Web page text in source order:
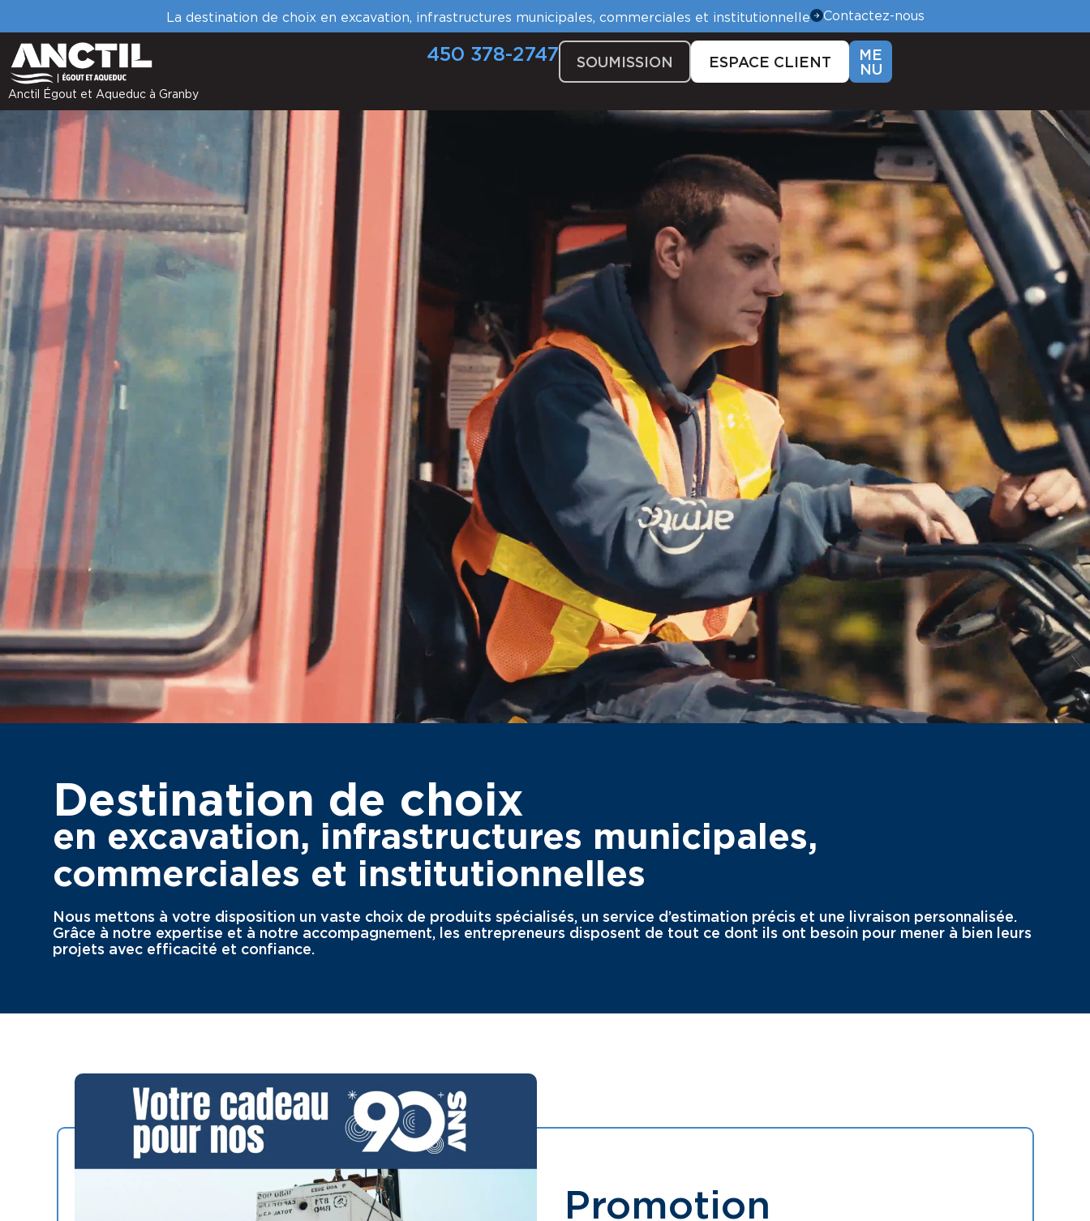
La destination de choix en excavation, infrastructures municipales, commerciales et institutionnelle Contactez-nous
Anctil Égout et Aqueduc à Granby
450 378-2747 SOUMISSION ESPACE CLIENT
ME
NU
Destination de choix
en excavation, infrastructures municipales,
commerciales et institutionnelles
Nous mettons à votre disposition un vaste choix de produits spécialisés, un service d’estimation précis et une livraison personnalisée.
Grâce à notre expertise et à notre accompagnement, les entrepreneurs disposent de tout ce dont ils ont besoin pour mener à bien leurs
projets avec efficacité et confiance.
Promotion